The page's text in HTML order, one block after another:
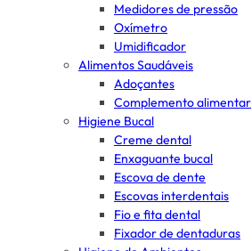
Medidores de pressão
Oxímetro
Umidificador
Alimentos Saudáveis
Adoçantes
Complemento alimentar
Higiene Bucal
Creme dental
Enxaguante bucal
Escova de dente
Escovas interdentais
Fio e fita dental
Fixador de dentaduras